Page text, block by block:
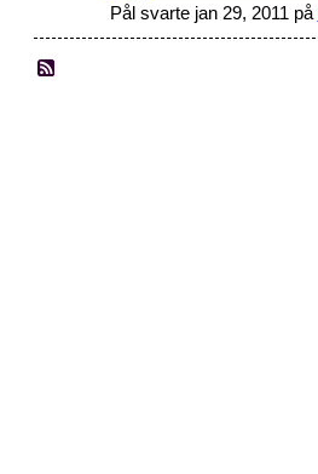
Pål svarte jan 29, 2011 på